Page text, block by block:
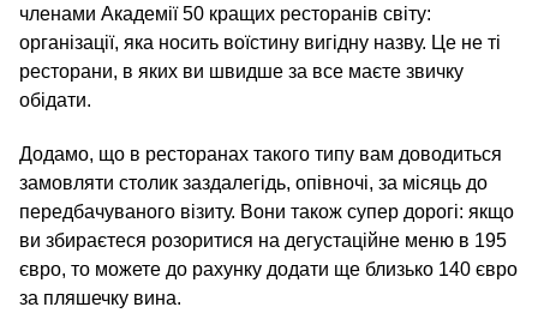
членами Академії 50 кращих ресторанів світу:
організації, яка носить воїстину вигідну назву. Це не ті
ресторани, в яких ви швидше за все маєте звичку
обідати.
Додамо, що в ресторанах такого типу вам доводиться
замовляти столик заздалегідь, опівночі, за місяць до
передбачуваного візиту. Вони також супер дорогі: якщо
ви збираєтеся розоритися на дегустаційне меню в 195
євро, то можете до рахунку додати ще близько 140 євро
за пляшечку вина.